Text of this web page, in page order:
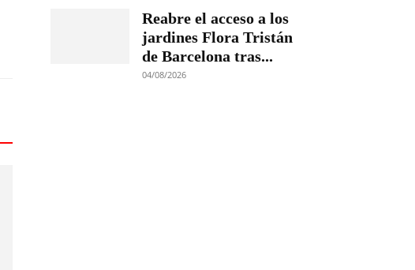
Reabre el acceso a los
jardines Flora Tristán
de Barcelona tras...
04/08/2026